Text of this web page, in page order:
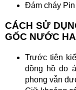
Đám cháy
CÁCH SỬ
GỐC NƯỚC
Trước tiên
đồng hồ đo
phong vẫn